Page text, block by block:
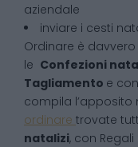
aziendale
inviare i cesti
Ordinare è
le Confezioni
Tagliamento e
compila l’apposito
ordinare trovate
natalizi, con